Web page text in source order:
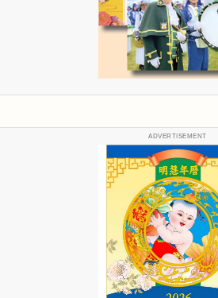
ADVERTISEMENT